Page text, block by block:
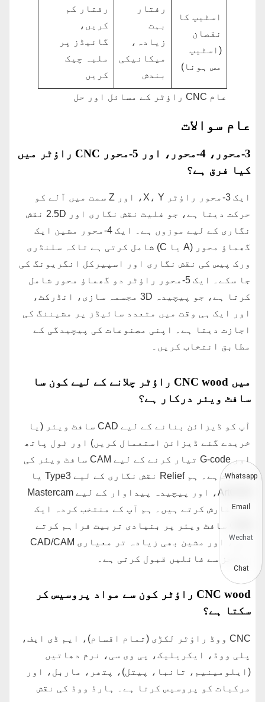
اسٹیپ کا
نقصان
(اسٹیپ
مس ہونا)
رفتار
بہت
زیادہ،
میکانیکی
بندش
رفتار کم
کریں،
گائیڈز پر
ملبہ چیک
کریں
عام CNC راؤٹر کے مسائل اور حل
عام سوالات
3-محور، 4-محور، اور 5-محور CNC راؤٹر میں
کیا فرق ہے؟
ایک 3-محور راؤٹر X، Y، اور Z سمت میں آلے کو
حرکت دیتا ہے، جو فلیٹ نقش نگاری اور 2.5D نقش
نگاری کے لیے موزوں ہے۔ ایک 4-محور مشین ایک
گھماؤ محور (A یا C) شامل کرتی ہے تاکہ سلنڈری
ورک پیس کی نقش نگاری اور اسپیرکل انگریونگ کی
جا سکے۔ ایک 5-محور راؤٹر دو گھماؤ محور شامل
کرتا ہے، جو پیچیدہ 3D مجسمہ سازی، انڈرکٹ،
اور ایک ہی وقت میں متعدد سائیڈز پر مشیننگ کی
اجازت دیتا ہے۔ اپنی مصنوعات کی پیچیدگی کے
مطابق انتخاب کریں۔
میں CNC wood راؤٹر چلانے کے لیے کون سا
سافٹ ویئر درکار ہے؟
آپ کو ڈیزائن بنانے کے لیے CAD سافٹ ویئر (یا
خریدے گئے ڈیزائن استعمال کریں) اور ٹول پاتھ
اور G-code تیار کرنے کے لیے CAM سافٹ ویئر کی
ضرورت ہے۔ ہم Relief نقش نگاری کے لیے Type3 یا
ArtCAM، اور پیچیدہ پیداوار کے لیے Mastercam
کی سفارش کرتے ہیں۔ ہم آپ کے منتخب کردہ ایک
CAM سافٹ ویئر پر بنیادی تربیت فراہم کرتے
ہیں، اور مشین بھی زیادہ تر معیاری CAD/CAM
پیکجز سے فائلیں قبول کرتی ہے۔
CNC wood راؤٹر کون سے مواد پروسیس کر
سکتا ہے؟
CNC ووڈ راؤٹر لکڑی (تمام اقسام)، ایم ڈی ایف،
پلی ووڈ، ایکریلیک، پی وی سی، نرم دھاتیں
(ایلومینیم، تانبا، پیتل)، پتھر، ماربل، اور
مرکبات کو پروسیس کرتا ہے۔ ہارڈ ووڈ کی نقش
Whatsapp
Email
Wechat
Chat